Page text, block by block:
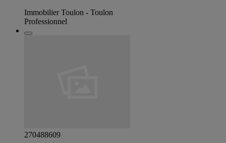
Immobilier Toulon - Toulon
Professionnel
270488609